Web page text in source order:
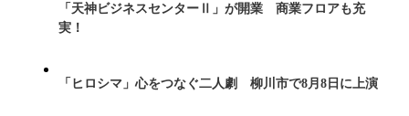
「天神ビジネスセンターⅡ」が開業 商業フロアも充
実！
「ヒロシマ」心をつなぐ二人劇 柳川市で8月8日に上演